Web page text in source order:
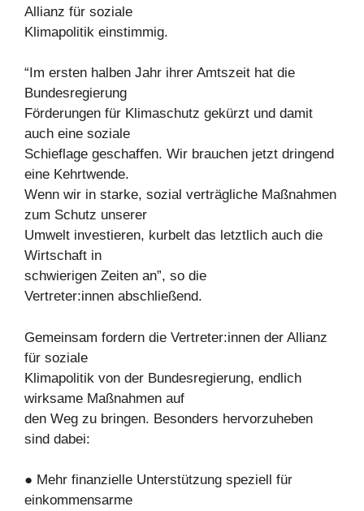
Allianz für soziale
Klimapolitik einstimmig.
“Im ersten halben Jahr ihrer Amtszeit hat die
Bundesregierung
Förderungen für Klimaschutz gekürzt und damit
auch eine soziale
Schieflage geschaffen. Wir brauchen jetzt dringend
eine Kehrtwende.
Wenn wir in starke, sozial verträgliche Maßnahmen
zum Schutz unserer
Umwelt investieren, kurbelt das letztlich auch die
Wirtschaft in
schwierigen Zeiten an”, so die
Vertreter:innen abschließend.
Gemeinsam fordern die Vertreter:innen der Allianz
für soziale
Klimapolitik von der Bundesregierung, endlich
wirksame Maßnahmen auf
den Weg zu bringen. Besonders hervorzuheben
sind dabei:
● Mehr finanzielle Unterstützung speziell für
einkommensarme